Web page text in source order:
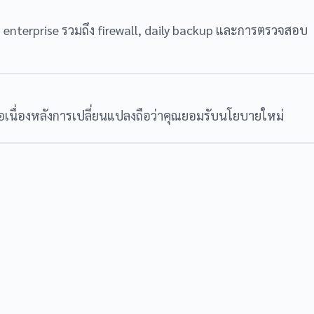
รวมถึง firewall, daily backup และการตรวจสอบ
นื่องหลังการเปลี่ยนแปลงถือว่าคุณยอมรับนโยบายใหม่